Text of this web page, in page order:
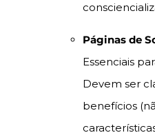
Páginas de
Essenciais
Devem ser
benefícios